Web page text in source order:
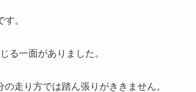
。
る一面がありました。
走り方では踏ん張りがききません。